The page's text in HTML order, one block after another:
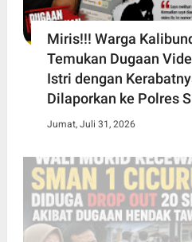
Miris!!! Warga
Temukan Dugaan
Istri dengan
Dilaporkan ke Polres
Jumat, Juli 31, 2026